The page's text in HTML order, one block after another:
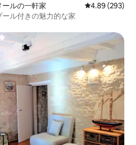
ールの一軒家 レビュー293
4.89 (293)
ル付きの魅力的な家